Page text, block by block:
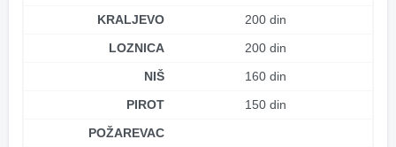
KRALJEVO
200 din
LOZNICA
200 din
NIŠ
160 din
PIROT
150 din
POŽAREVAC